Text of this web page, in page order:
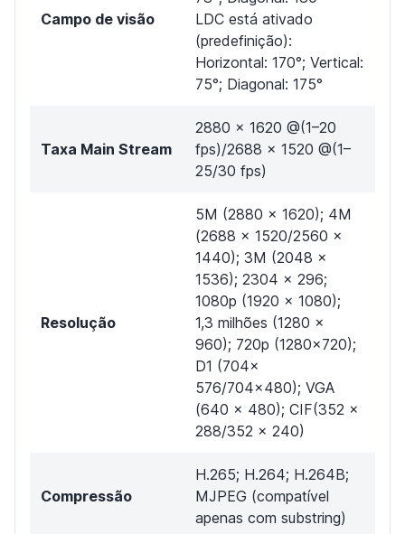
Campo de visão
LDC está ativado
(predefinição):
Horizontal: 170°; Vertical:
75°; Diagonal: 175°
Taxa Main Stream
2880 × 1620 @(1–20
fps)/2688 × 1520 @(1–
25/30 fps)
Resolução
5M (2880 × 1620); 4M
(2688 × 1520/2560 ×
1440); 3M (2048 ×
1536); 2304 × 296;
1080p (1920 × 1080);
1,3 milhões (1280 ×
960); 720p (1280×720);
D1 (704×
576/704×480); VGA
(640 × 480); CIF(352 ×
288/352 × 240)
Compressão
H.265; H.264; H.264B;
MJPEG (compatível
apenas com substring)